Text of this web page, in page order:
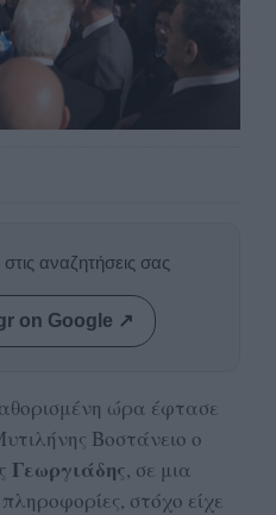
αναζητήσεις σας
on Google ↗
ώρα έφτασε
Βοστάνειο ο
Γεωργιάδης, σε μια
στόχο είχε